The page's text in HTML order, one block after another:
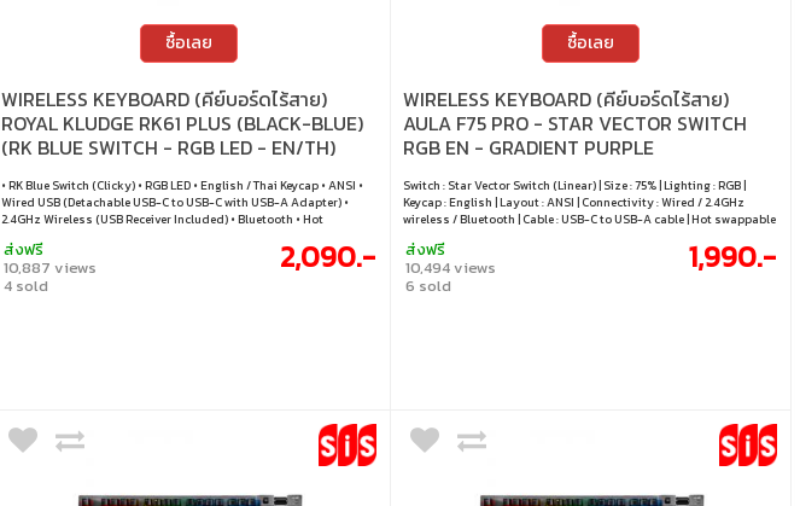
ซื้อเลย
WIRELESS KEYBOARD (คีย์บอร์ดไร้สาย)
ROYAL KLUDGE RK61 PLUS (BLACK-BLUE)
(RK BLUE SWITCH - RGB LED - EN/TH)
• RK Blue Switch (Clicky) • RGB LED • English / Thai Keycap • ANSI •
Wired USB (Detachable USB-C to USB-C with USB-A Adapter) •
2.4GHz Wireless (USB Receiver Included) • Bluetooth • Hot
ส่งฟรี
10,887 views
4 sold
2,090.-
ซื้อเลย
WIRELESS KEYBOARD (คีย์บอร์ดไร้สาย)
AULA F75 PRO - STAR VECTOR SWITCH
RGB EN - GRADIENT PURPLE
Switch : Star Vector Switch (Linear) | Size : 75% | Lighting : RGB |
Keycap : English | Layout : ANSI | Connectivity : Wired / 2.4GHz
wireless / Bluetooth | Cable : USB-C to USB-A cable | Hot swappable
ส่งฟรี
10,494 views
6 sold
1,990.-